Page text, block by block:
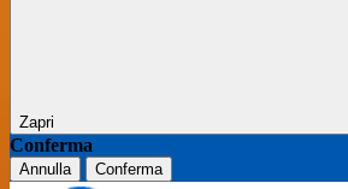
Zapri
Conferma
Annulla Conferma